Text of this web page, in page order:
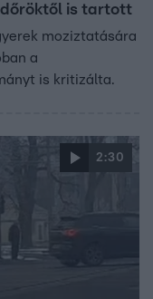
is tartott
moziztatására
a
is kritizálta.
2:30